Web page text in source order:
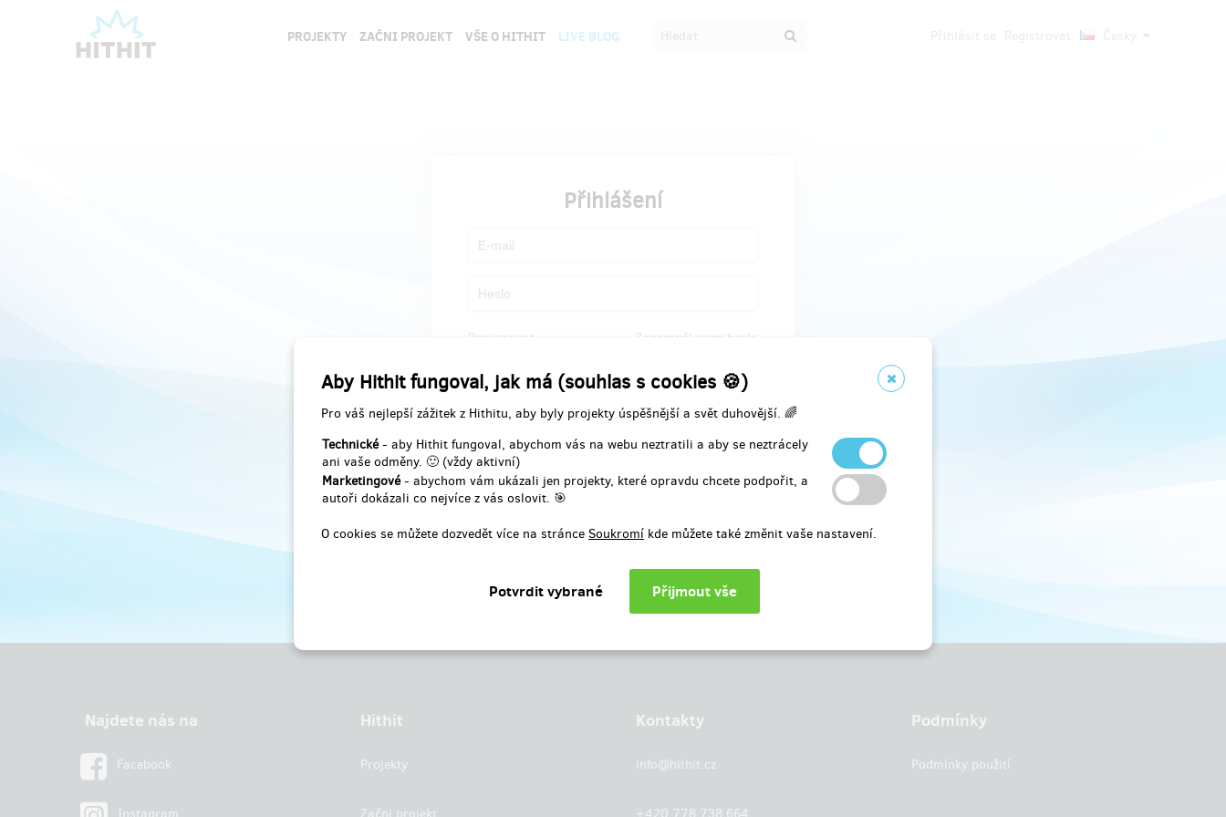
Aby Hithit fungoval, jak má (souhlas s cookies 🍪)
Pro váš nejlepší zážitek z Hithitu, aby byly projekty úspěšnější a svět duhovější. 🌈
Technické- aby Hithit fungoval, abychom vás na webu neztratili a aby se neztrácely
ani vaše odměny. 🙂 (vždy aktivní)
Marketingové- abychom vám ukázali jen projekty, které opravdu chcete podpořit, a
autoři dokázali co nejvíce z vás oslovit. 🎯
O cookies se můžete dozvedět více na stránce Soukromí kde můžete také změnit vaše nastavení.
PROJEKTY ZAČNI PROJEKT VŠE O HITHIT LIVE BLOG
Přihlášení
Registrovat Zapomněl jsem heslo
Najdete nás na
Facebook
Hithit
Projekty
Kontakty
info@hithit.cz
Podmínky
Podmínky použití